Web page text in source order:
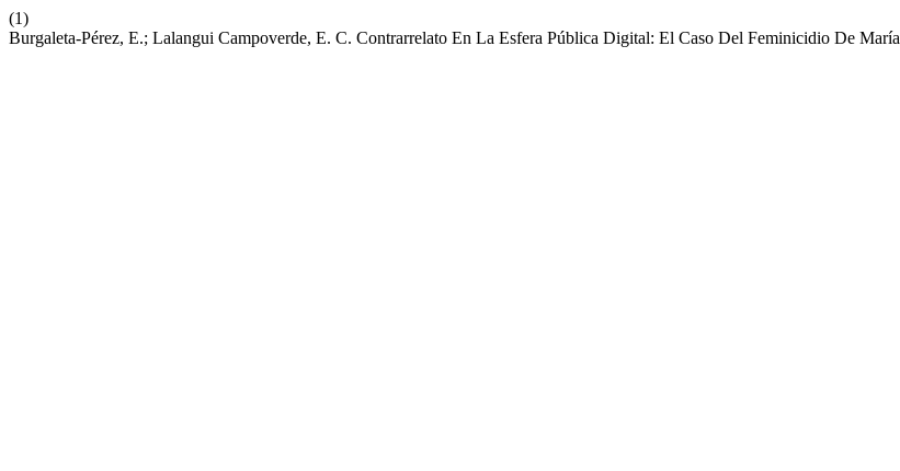
(1)
Burgaleta-Pérez, E.; Lalangui Campoverde, E. C. Contrarrelato En La Esfera Pública Digital: El Caso Del Feminicidio De